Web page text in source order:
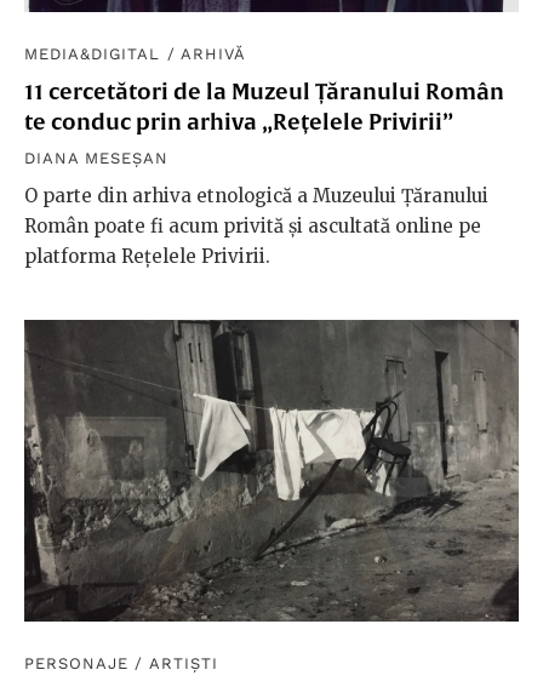
MEDIA&DIGITAL / ARHIVĂ
11 cercetători de la Muzeul Țăranului Român
te conduc prin arhiva „Rețelele Privirii”
DIANA MESEȘAN
O parte din arhiva etnologică a Muzeului Țăranului
Român poate fi acum privită și ascultată online pe
platforma Rețelele Privirii.
PERSONAJE / ARTIȘTI